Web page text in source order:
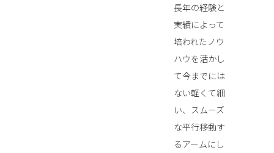
長年の経験と
実績によって
培われたノウ
ハウを活かし
て今までには
ない軽くて細
い、スムーズ
な平行移動す
るアームにし